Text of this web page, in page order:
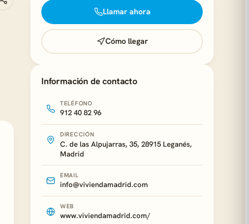
Llamar ahora
Cómo llegar
Información de contacto
TELÉFONO
912 40 82 96
DIRECCIÓN
C. de las Alpujarras, 35, 28915 Leganés,
Madrid
EMAIL
info@viviendamadrid.com
WEB
www.viviendamadrid.com/